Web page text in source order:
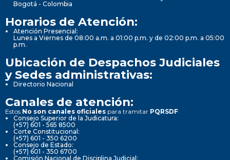
Bogotá - Colombia
Horarios de Atención:
Atención Presencial:
Lunes a Viernes de 08:00 a.m. a 01:00 p.m. y de 02:00 p.m. a 05:00
p.m.
Ubicación de Despachos Judiciales
y Sedes administrativas:
Directorio Nacional
Canales de atención:
Estos No son canales oficiales para tramitar PQRSDF
Consejo Superior de la Judicatura:
(+57) 601 - 565 8500
Corte Constitucional:
(+57) 601 - 350 6200
Consejo de Estado:
(+57) 601 - 350 6700
Comisión Nacional de Disciplina Judicial: